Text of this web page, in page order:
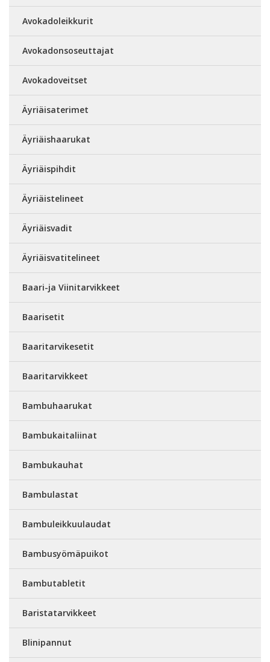
Avokadoleikkurit
Avokadonsoseuttajat
Avokadoveitset
Äyriäisaterimet
Äyriäishaarukat
Äyriäispihdit
Äyriäistelineet
Äyriäisvadit
Äyriäisvatitelineet
Baari-ja Viinitarvikkeet
Baarisetit
Baaritarvikesetit
Baaritarvikkeet
Bambuhaarukat
Bambukaitaliinat
Bambukauhat
Bambulastat
Bambuleikkuulaudat
Bambusyömäpuikot
Bambutabletit
Baristatarvikkeet
Blinipannut